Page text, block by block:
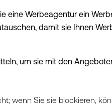
eine Werbeagentur ein
damit sie Ihnen
um sie mit den
wenn Sie sie blockieren,